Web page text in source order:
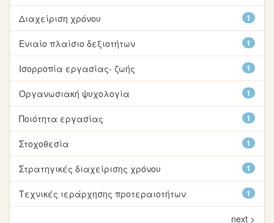
1
Διαχείριση χρόνου
1
Ενιαίο πλαίσιο δεξιοτήτων
1
Ισορροπία εργασίας- ζωής
1
Οργανωσιακή ψυχολογία
1
Ποιότητα εργασίας
1
Στοχοθεσία
1
Στρατηγικές διαχείρισης χρόνου
1
Τεχνικές ιεράρχησης προτεραιοτήτων
next >